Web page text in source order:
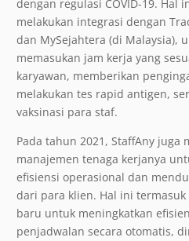
dengan regulasi COVID-19. Hal
melakukan integrasi dengan
dan MySejahtera (di Malaysia),
memasukan jam kerja yang
karyawan, memberikan
melakukan tes rapid antigen,
vaksinasi para staf.
Pada tahun 2021, StaffAny juga
manajemen tenaga kerjanya
efisiensi operasional dan
dari para klien. Hal ini
baru untuk meningkatkan
penjadwalan secara otomatis,